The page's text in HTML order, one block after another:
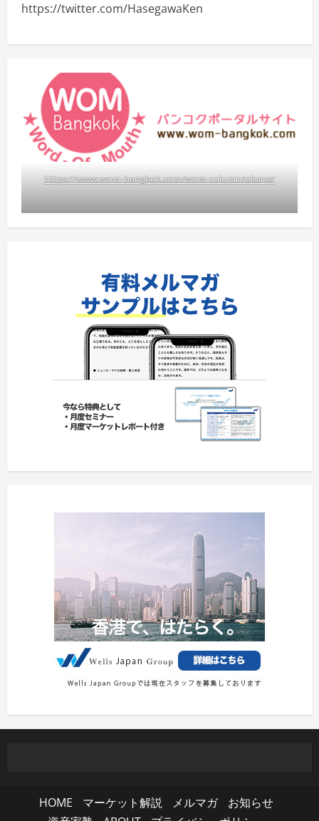
https://twitter.com/HasegawaKen
https://www.wom-bangkok.com/wom-column/okane/
HOME マーケット解説 メルマガ
お知らせ